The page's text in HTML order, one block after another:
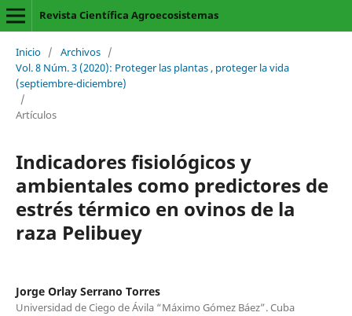
Revista Científica Agroecosistemas
Inicio / Archivos /
Vol. 8 Núm. 3 (2020): Proteger las plantas , proteger la vida
(septiembre-diciembre)
/
Artículos
Indicadores fisiológicos y
ambientales como predictores de
estrés térmico en ovinos de la
raza Pelibuey
Jorge Orlay Serrano Torres
Universidad de Ciego de Ávila “Máximo Gómez Báez”. Cuba